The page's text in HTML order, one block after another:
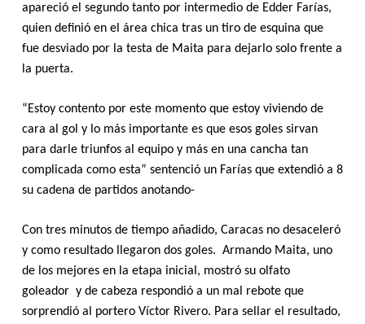
apareció el segundo tanto por intermedio de Edder Farías,
quien definió en el área chica tras un tiro de esquina que
fue desviado por la testa de Maita para dejarlo solo frente a
la puerta.
“Estoy contento por este momento que estoy viviendo de
cara al gol y lo más importante es que esos goles sirvan
para darle triunfos al equipo y más en una cancha tan
complicada como esta” sentenció un Farías que extendió a 8
su cadena de partidos anotando-
Con tres minutos de tiempo añadido, Caracas no desaceleró
y como resultado llegaron dos goles. Armando Maita, uno
de los mejores en la etapa inicial, mostró su olfato
goleador y de cabeza respondió a un mal rebote que
sorprendió al portero Víctor Rivero. Para sellar el resultado,